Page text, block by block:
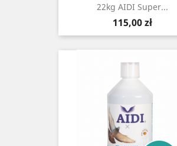
22kg AIDI Super...
Cena
115,00 zł